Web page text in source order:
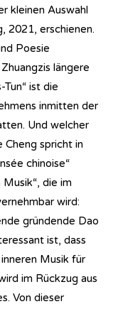
kleinen Auswahl
2021, erschienen.
Poesie
längere
ist die
inmitten der
Und welcher
Cheng spricht in
chinoise“
die im
wird:
gründende Dao
ist, dass
Musik für
im Rückzug aus
Von dieser